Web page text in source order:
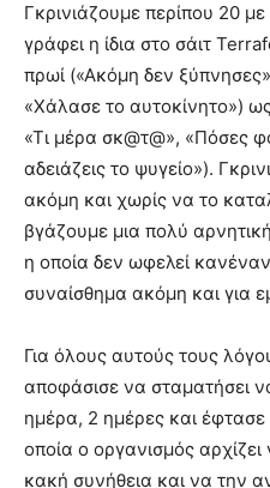
Γκρινιάζουμε περίπου 20
γράφει η ίδια στο σάιτ
πρωί («Ακόμη δεν
«Χάλασε το αυτοκίνητο»)
«Τι μέρα σκ@τ@», «Πόσες
αδειάζεις το ψυγείο»).
ακόμη και χωρίς να το
βγάζουμε μια πολύ
η οποία δεν ωφελεί
συναίσθημα ακόμη και για
Για όλους αυτούς τους
αποφάσισε να σταματήσει
ημέρα, 2 ημέρες και έφτασε
οποία ο οργανισμός
κακή συνήθεια και να την